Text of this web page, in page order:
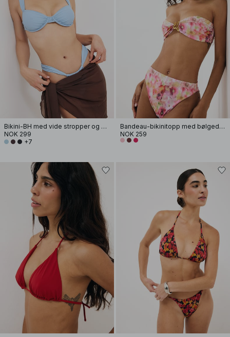
Bikini-BH med vide stropper og drapering
NOK 299
+7
Bandeau-bikinitopp med bølgedesign
NOK 259